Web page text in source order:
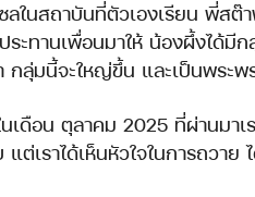
ลในสถาบันที่ตัวเองเรียน พี่สต๊
ระทานเพื่อนมาให้ น้องผึ้งได้
กลุ่มนี้จะใหญ่ขึ้น และเป็นพระ
นเดือน ตุลาคม 2025 ที่ผ่านม
แต่เราได้เห็นหัวใจในการถวา